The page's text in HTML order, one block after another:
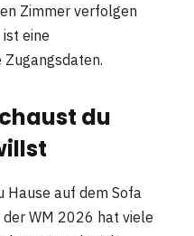
Zimmer verfolgen
eine
du
Hause auf dem Sofa
WM 2026 hat viele